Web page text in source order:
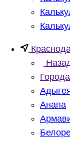
Города
Анапа